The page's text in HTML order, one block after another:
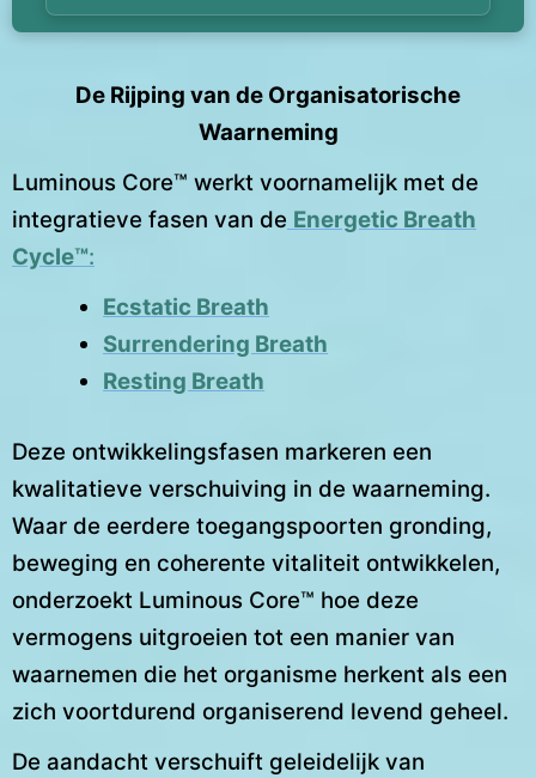
De Rijping van de Organisatorische
Waarneming
Luminous Core™ werkt voornamelijk met de
integratieve fasen van de Energetic Breath
Cycle™:
Ecstatic Breath
Surrendering Breath
Resting Breath
Deze ontwikkelingsfasen markeren een
kwalitatieve verschuiving in de waarneming.
Waar de eerdere toegangspoorten gronding,
beweging en coherente vitaliteit ontwikkelen,
onderzoekt Luminous Core™ hoe deze
vermogens uitgroeien tot een manier van
waarnemen die het organisme herkent als een
zich voortdurend organiserend levend geheel.
De aandacht verschuift geleidelijk van